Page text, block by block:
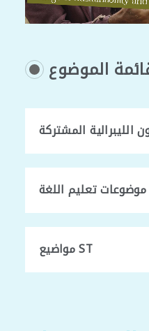
الموضوع
الليبرالية المشتركة
موضوعات تعليم اللغة
مواضيع ST